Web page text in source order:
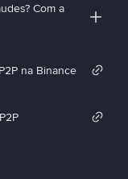
Com a
na Binance